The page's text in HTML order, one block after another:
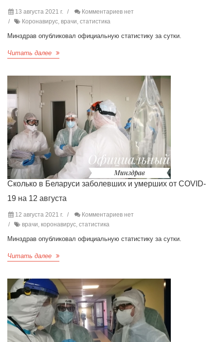
13 августа 2021 г.
Комментариев нет
Коронавирус, врачи, статистика
Минздрав опубликовал официальную статистику за сутки.
Читать далее
Сколько в Беларуси заболевших и умерших от COVID-
19 на 12 августа
12 августа 2021 г.
Комментариев нет
врачи, коронавирус, статистика
Минздрав опубликовал официальную статистику за сутки.
Читать далее